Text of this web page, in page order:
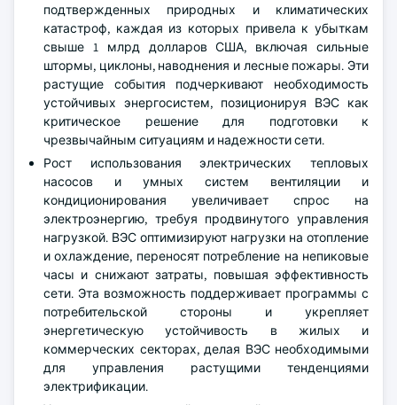
подтвержденных природных и климатических
катастроф, каждая из которых привела к убыткам
свыше 1 млрд долларов США, включая сильные
штормы, циклоны, наводнения и лесные пожары. Эти
растущие события подчеркивают необходимость
устойчивых энергосистем, позиционируя ВЭС как
критическое решение для подготовки к
чрезвычайным ситуациям и надежности сети.
Рост использования электрических тепловых
насосов и умных систем вентиляции и
кондиционирования увеличивает спрос на
электроэнергию, требуя продвинутого управления
нагрузкой. ВЭС оптимизируют нагрузки на отопление
и охлаждение, переносят потребление на непиковые
часы и снижают затраты, повышая эффективность
сети. Эта возможность поддерживает программы с
потребительской стороны и укрепляет
энергетическую устойчивость в жилых и
коммерческих секторах, делая ВЭС необходимыми
для управления растущими тенденциями
электрификации.